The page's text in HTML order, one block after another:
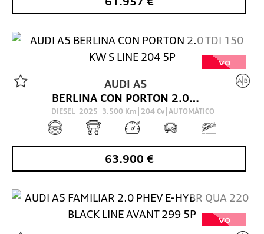
VO
AUDI A5
BERLINA CON PORTON 2.0 TDI 150 KW S LINE 204 5P
DIESEL 2025 3.500 Km 204 Cv AUTOMÁTICO
63.900 €
VO